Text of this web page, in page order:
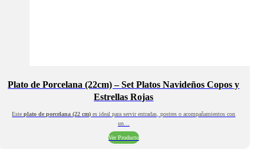
Plato de Porcelana (22cm) – Set Platos Navideños Copos y
Estrellas Rojas
Esteplato de porcelana (22 cm) es ideal para servir entradas, postres o acompañamientos con
un…
Ver Producto